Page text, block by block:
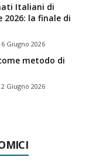
Italiani di
2026: la finale di
Giugno 2026
metodo di
Giugno 2026